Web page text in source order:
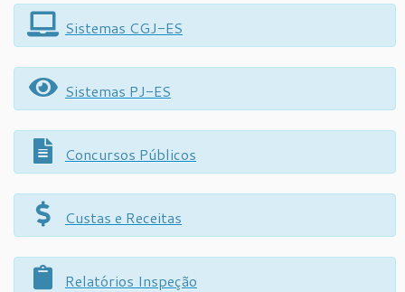
Sistemas CGJ-ES
Sistemas PJ-ES
Concursos Públicos
Custas e Receitas
Relatórios Inspeção